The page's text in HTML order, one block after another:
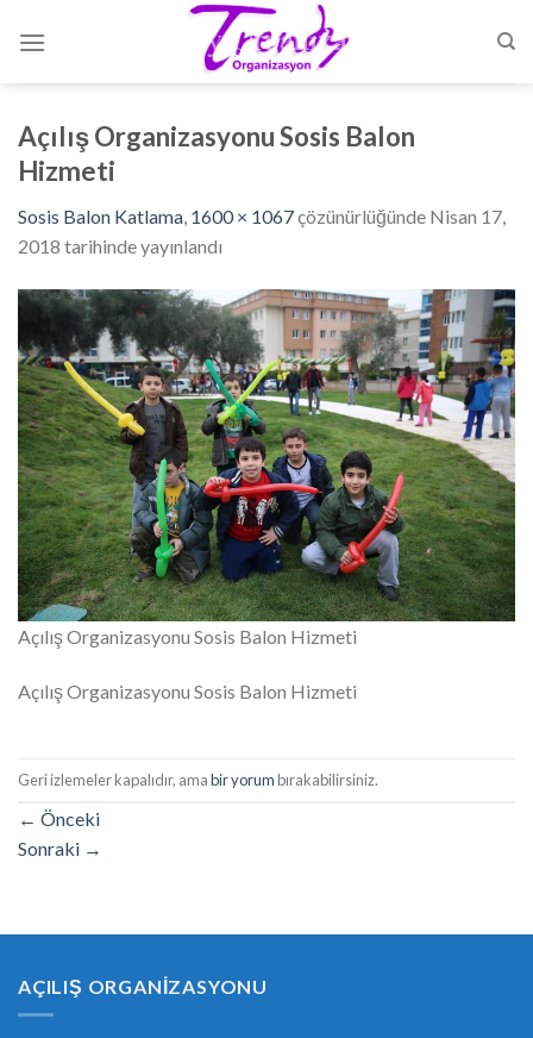
Açılış Organizasyonu Sosis Balon
Hizmeti
Sosis Balon Katlama, 1600 × 1067çözünürlüğünde Nisan 17,
2018 tarihinde yayınlandı
Açılış Organizasyonu Sosis Balon Hizmeti
Açılış Organizasyonu Sosis Balon Hizmeti
Geri izlemeler kapalıdır, amabir yorumbırakabilirsiniz.
← Önceki
Sonraki →
AÇILIŞ ORGANIZASYONU